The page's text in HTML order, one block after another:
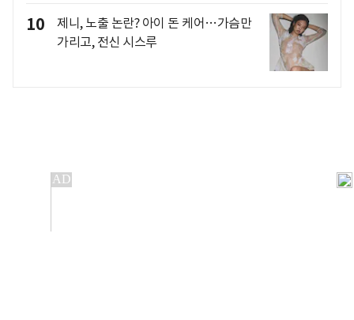
10
제니, 노출 논란? 아이 돈 케어…가슴만
가리고, 전신 시스루